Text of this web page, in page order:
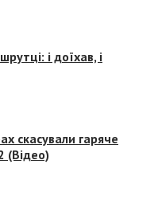
і доїхав, і
скасували гаряче
(Відео)